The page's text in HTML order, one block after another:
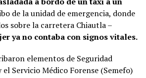
de la unidad de emergencia, donde
sobre la carretera Chiautla –
ya no contaba con signos vitales.
elementos de Seguridad
Servicio Médico Forense (Semefo)